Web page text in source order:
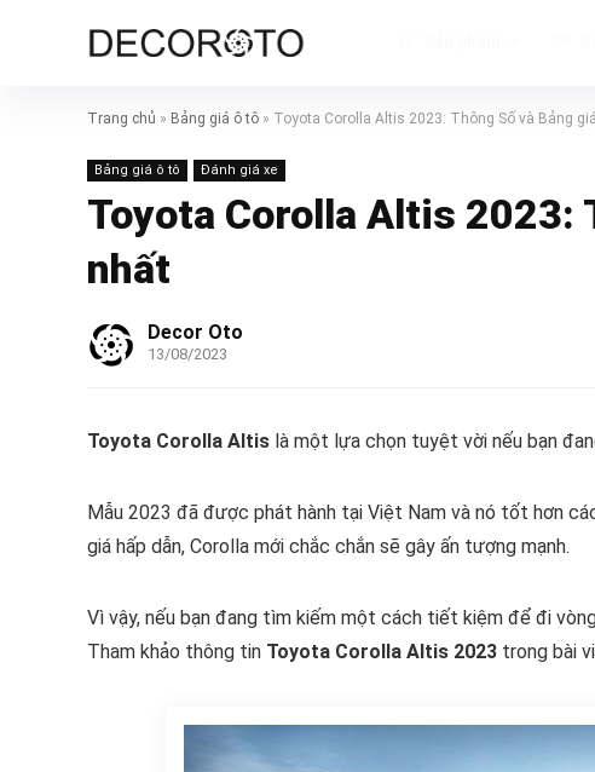
Trang chủ » Bảng giá ô tô » Toyota Corolla Altis 2023: Thông Số và Bảng
Bảng giá ô tô Đánh giá xe
Toyota Corolla Altis 2023:
nhất
Decor Oto
13/08/2023
Toyota Corolla Altis là một lựa chọn tuyệt vời nếu bạn
Mẫu 2023 đã được phát hành tại Việt Nam và nó tốt hơn
giá hấp dẫn, Corolla mới chắc chắn sẽ gây ấn tượng mạnh.
Vì vậy, nếu bạn đang tìm kiếm một cách tiết kiệm để đi
Tham khảo thông tin Toyota Corolla Altis 2023 trong bài